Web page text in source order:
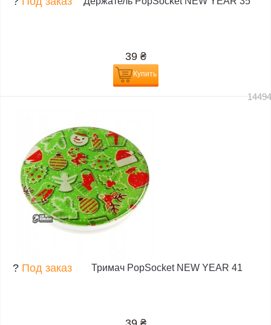
39 ₴
Купить
? Под заказ Тримач PopSocket NEW YEAR 41